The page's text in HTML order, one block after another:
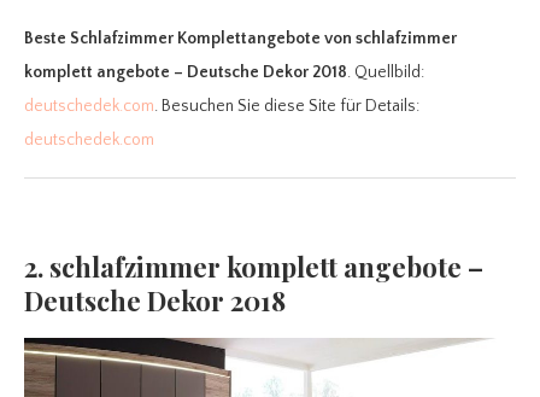
Beste Schlafzimmer Komplettangebote von schlafzimmer
komplett angebote – Deutsche Dekor 2018. Quellbild:
deutschedek.com. Besuchen Sie diese Site für Details:
deutschedek.com
2. schlafzimmer komplett angebote –
Deutsche Dekor 2018